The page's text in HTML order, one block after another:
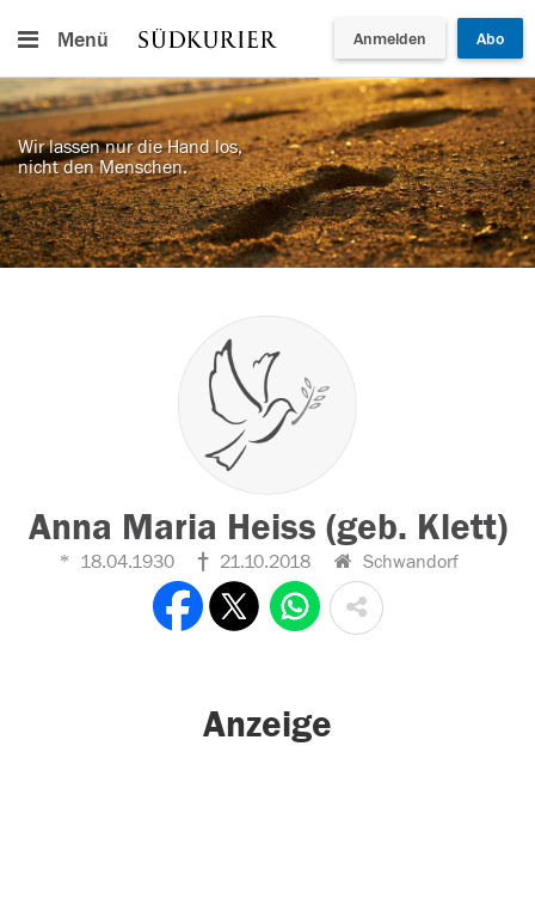
Menü Anmelden Abo
Wir lassen nur die Hand los,
nicht den Menschen.
Anna Maria Heiss (geb. Klett)
18.04.1930 21.10.2018 Schwandorf
Anzeige